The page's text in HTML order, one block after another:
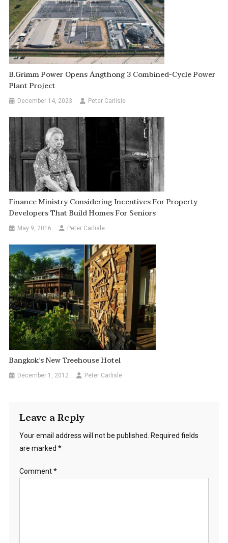
B.Grimm Power Opens Angthong 3 Combined-Cycle Power
Plant Project
December 14, 2023 Peter Carlisle
Finance Ministry Considering Incentives For Property
Developers That Build Homes For Seniors
May 9, 2016 Peter Carlisle
Bangkok’s New Treehouse Hotel
December 1, 2012 Peter Carlisle
Leave a Reply
Your email address will not be published. Required fields
are marked *
Comment*